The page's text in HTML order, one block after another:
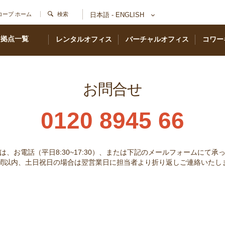
ープ ホーム 検索 日本語 - ENGLISH
レンタルオフィス バーチャルオフィス コワ
拠点一覧
お問合せ
0120 8945 66
、お電話（平日8:30~17:30）、または下記のメールフォームにて承
以内、土日祝日の場合は翌営業日に担当者より折り返しご連絡いたし